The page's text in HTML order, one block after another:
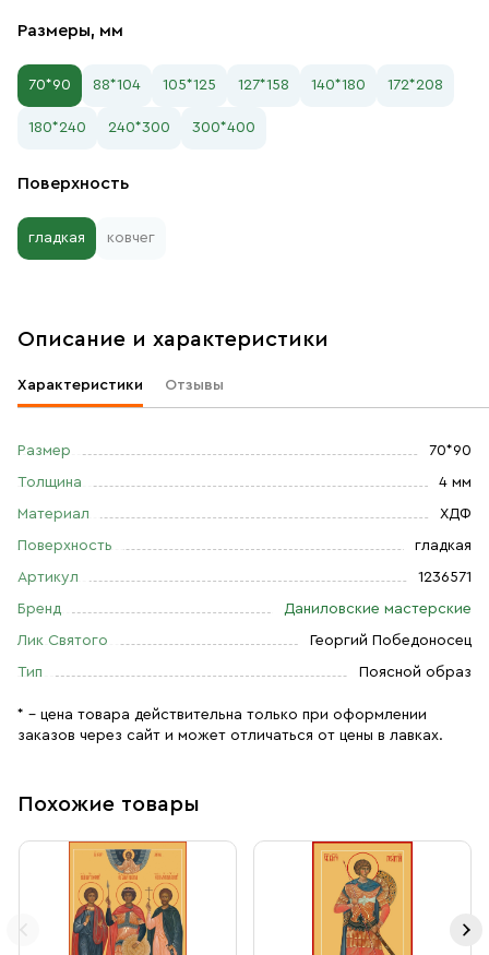
Размеры, мм
70*90 88*104 105*125 127*158 140*180 172*208
180*240 240*300 300*400
Поверхность
гладкая ковчег
Описание и характеристики
Характеристики Отзывы
Размер 70*90
Толщина 4 мм
Материал ХДФ
Поверхность гладкая
Артикул 1236571
Бренд Даниловские мастерские
Лик Святого Георгий Победоносец
Тип Поясной образ
* – цена товара действительна только при оформлении
заказов через сайт и может отличаться от цены в лавках.
Похожие товары